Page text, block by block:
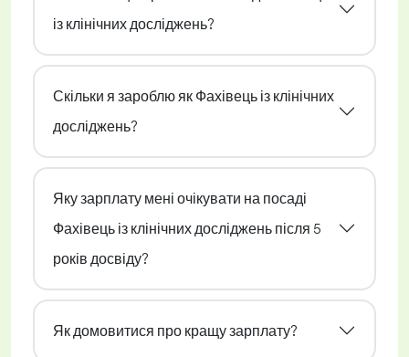
із клінічних досліджень?
Скільки я зароблю як Фахівець із клінічних
досліджень?
Яку зарплату мені очікувати на посаді
Фахівець із клінічних досліджень після 5
років досвіду?
Як домовитися про кращу зарплату?